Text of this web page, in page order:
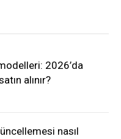
2026’da
alınır?
nasıl